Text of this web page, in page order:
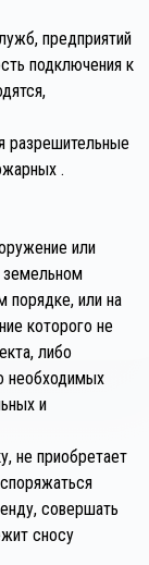
предприятий
подключения к
разрешительные
.
или
земельном
порядке, или на
которого не
либо
необходимых
и
не приобретает
совершать
сносу